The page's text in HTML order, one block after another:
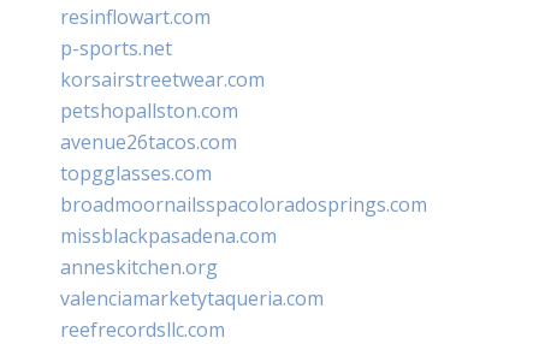
resinflowart.com
p-sports.net
korsairstreetwear.com
petshopallston.com
avenue26tacos.com
topgglasses.com
broadmoornailsspacoloradosprings.com
missblackpasadena.com
anneskitchen.org
valenciamarketytaqueria.com
reefrecordsllc.com